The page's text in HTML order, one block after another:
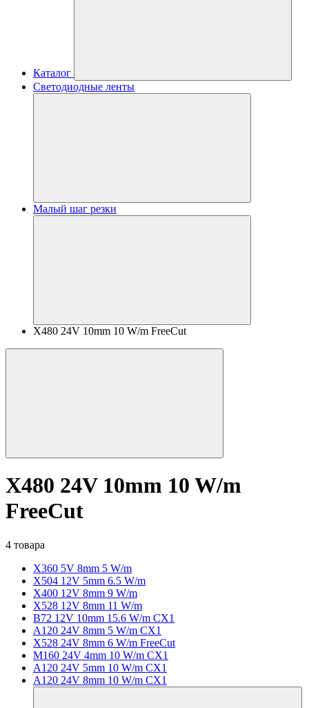
Каталог
Светодиодные ленты
Малый шаг резки
X480 24V 10mm 10 W/m FreeCut
X480 24V 10mm 10 W/m
FreeCut
4 товара
X360 5V 8mm 5 W/m
X504 12V 5mm 6.5 W/m
X400 12V 8mm 9 W/m
X528 12V 8mm 11 W/m
B72 12V 10mm 15.6 W/m CX1
A120 24V 8mm 5 W/m CX1
X528 24V 8mm 6 W/m FreeCut
M160 24V 4mm 10 W/m CX1
A120 24V 5mm 10 W/m CX1
A120 24V 8mm 10 W/m CX1